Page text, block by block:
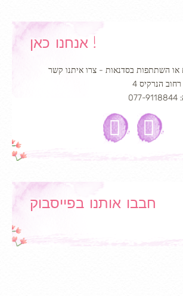
אנחנו כאן !
הנרקיס 4
חבבו אותנו בפייסבוק